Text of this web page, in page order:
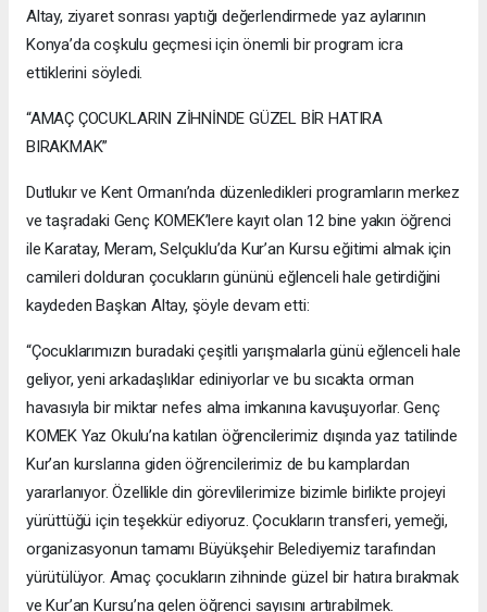
Altay, ziyaret sonrası yaptığı değerlendirmede yaz aylarının
Konya’da coşkulu geçmesi için önemli bir program icra
ettiklerini söyledi.
“AMAÇ ÇOCUKLARIN ZİHNİNDE GÜZEL BİR HATIRA
BIRAKMAK”
Dutlukır ve Kent Ormanı’nda düzenledikleri programların merkez
ve taşradaki Genç KOMEK’lere kayıt olan 12 bine yakın öğrenci
ile Karatay, Meram, Selçuklu’da Kur’an Kursu eğitimi almak için
camileri dolduran çocukların gününü eğlenceli hale getirdiğini
kaydeden Başkan Altay, şöyle devam etti:
“Çocuklarımızın buradaki çeşitli yarışmalarla günü eğlenceli hale
geliyor, yeni arkadaşlıklar ediniyorlar ve bu sıcakta orman
havasıyla bir miktar nefes alma imkanına kavuşuyorlar. Genç
KOMEK Yaz Okulu’na katılan öğrencilerimiz dışında yaz tatilinde
Kur’an kurslarına giden öğrencilerimiz de bu kamplardan
yararlanıyor. Özellikle din görevlilerimize bizimle birlikte projeyi
yürüttüğü için teşekkür ediyoruz. Çocukların transferi, yemeği,
organizasyonun tamamı Büyükşehir Belediyemiz tarafından
yürütülüyor. Amaç çocukların zihninde güzel bir hatıra bırakmak
ve Kur’an Kursu’na gelen öğrenci sayısını artırabilmek.